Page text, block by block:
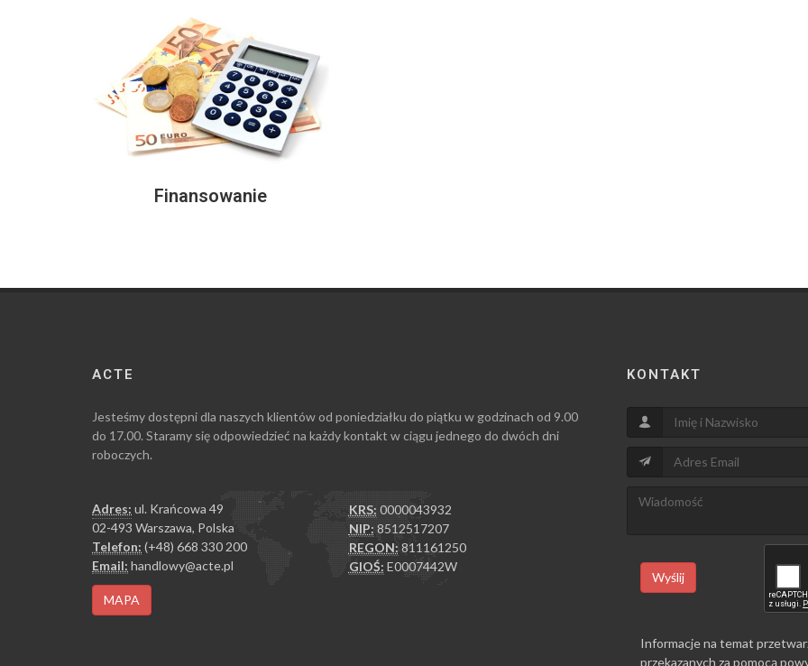
Finansowanie
ACTE
Jesteśmy dostępni dla naszych klientów od poniedziałku do piątku w godzinach od 9.00
do 17.00. Staramy się odpowiedzieć na każdy kontakt w ciągu jednego do dwóch dni
roboczych.
Adres: ul. Krańcowa 49
02-493 Warszawa, Polska
Telefon: (+48) 668 330 200
Email: handlowy@acte.pl
KRS: 0000043932
NIP: 8512517207
REGON: 811161250
GIOŚ: E0007442W
MAPA
KONTAKT
Wyślij
Informacje na temat
przekazanych za pomocą